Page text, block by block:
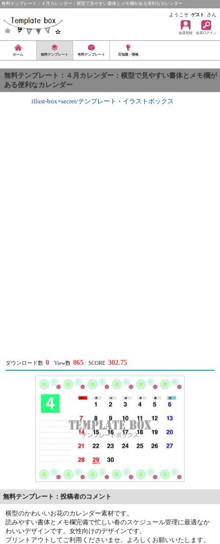
無料テンプレート：４月カレンダー：横型で見やすい書体とメモ欄がある便利なカレンダー
ようこそ ゲスト さん
会員登録 会員ログイン
ホーム 無料テンプレート 有料テンプレート 豆知識・情報
無料テンプレート：４月カレンダー：横型で見やすい書体とメモ欄が
ある便利なカレンダー
illust-box+secret/テンプレート ・ イラストボックス
ダウンロード数 0 View数 865 SCORE 302.75
無料テンプレート：投稿者のコメント
横型のかわいいお花のカレンダー素材です。
読みやすい書体とメモ欄完備で忙しい春のスケジュール管理に最適なか
わいいデザインです。女性向けのデザインです。
プリントアウトしてご利用くださいませ。よろしくお願いいたします。